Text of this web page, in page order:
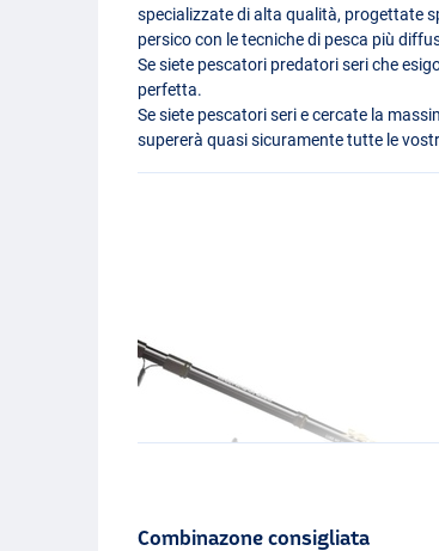
specializzate di alta qualità, progettate
persico con le tecniche di pesca più
Se siete pescatori predatori seri che
perfetta.
Se siete pescatori seri e cercate la
supererà quasi sicuramente tutte le
Combinazone consigliata